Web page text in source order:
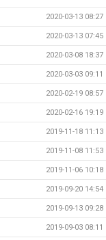
2020-03-13 08:27
2020-03-13 07:45
2020-03-08 18:37
2020-03-03 09:11
2020-02-19 08:57
2020-02-16 19:19
2019-11-18 11:13
2019-11-08 11:53
2019-11-06 10:18
2019-09-20 14:54
2019-09-13 09:28
2019-09-03 08:11